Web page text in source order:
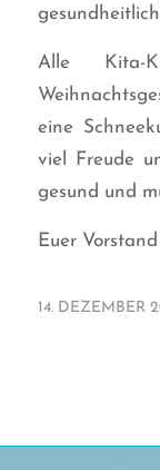
Alle Kita-
eine
viel Freude
gesund und
Euer Vorstand
14. DEZEMBER